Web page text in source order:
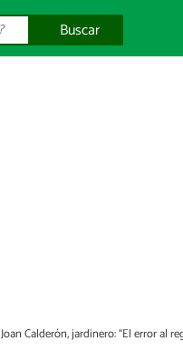
Buscar
Joan Calderón, jardinero: “El error al